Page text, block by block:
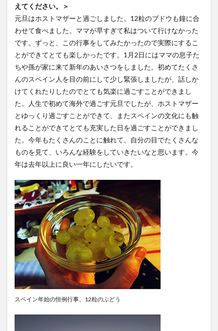
えてください。＞
元旦はホストマザーと過ごしました。12粒のブドウも鐘に合
わせて食べました。ママが早すぎて私はついて行けなかった
です。ずっと、この行事をしてみたかったので実際にするこ
とができてとても楽しかったです。1月2日にはママの息子た
ちや孫が家に来て新年のあいさつをしました。初めてたくさ
んのスペイン人を目の前にして少し緊張しましたが、話しか
けてくれたりしたのでとても気楽に過ごすことができまし
た。人生で初めて海外で過ごす元旦でしたが、ホストマザー
とゆっくり過ごすことができて、またスペインの文化にも触
れることができてとても充実した日を過ごすことができまし
た。今年もたくさんのことに触れて、自分の目でたくさんな
ものを見て、いろんな経験をしていきたいなと思います。今
年は去年以上に良い一年にしたいです。
スペイン年始の恒例行事、12粒のぶどう
昭和女子大学国際学部国際学科
東海大学
比較社会論
淑明女子大学校
淑明女子大学校留学
特別講座
特別講演
特別講義
現地レポート 産学交流会
留学
留学プログラム
留学レポート
留学体験談
留学出発式
留学生 秋桜祭
秋桜際
箱根湯本
華東師範大学
華東師範大学留学
西江大学校
西江大学校留学
言語交流会
話してみよう韓国語
語学堂
誠信女子大学校
誠信女子大学校留学
課外活動
金泰植先生
長期休暇
集会 韓国
韓国現代史
韓国留学
韓国社会研究 韓国語